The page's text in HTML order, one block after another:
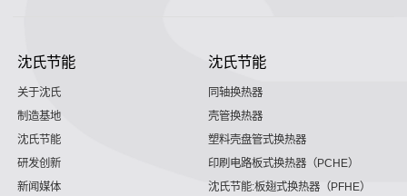
沈氏节能
关于沈氏
制造基地
沈氏节能
研发创新
新闻媒体
沈氏节能
同轴换热器
壳管换热器
塑料壳盘管式换热器
印刷电路板式换热器（PCHE）
沈氏节能:板翅式换热器（PFHE）